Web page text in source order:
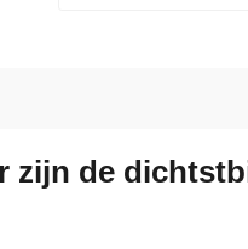
zijn de